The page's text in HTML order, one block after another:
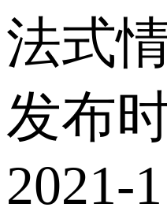
法式
发布
2021-